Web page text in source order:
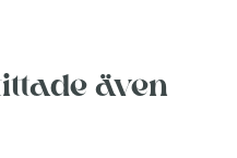
även